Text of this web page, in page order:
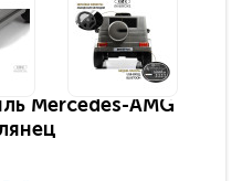
Mercedes-AMG